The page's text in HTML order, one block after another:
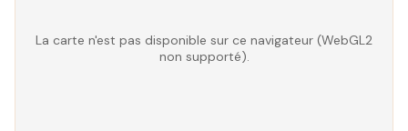
La carte n'est pas disponible sur ce navigateur (WebGL2
non supporté).